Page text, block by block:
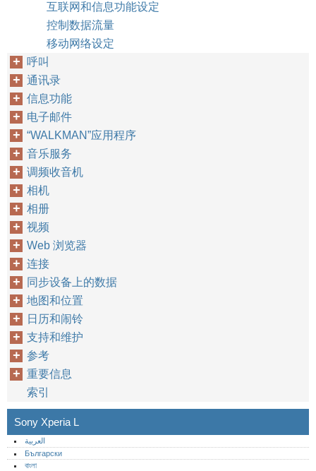
互联网和信息功能设定
控制数据流量
移动网络设定
呼叫
通讯录
信息功能
电子邮件
“WALKMAN”应用程序
音乐服务
调频收音机
相机
相册
视频
Web 浏览器
连接
同步设备上的数据
地图和位置
日历和闹铃
支持和维护
参考
重要信息
索引
Sony Xperia L
العربية
Български
বাংলা